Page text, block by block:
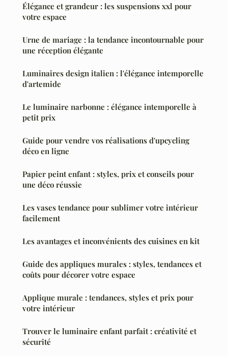
Élégance et grandeur : les suspensions xxl pour
votre espace
Urne de mariage : la tendance incontournable pour
une réception élégante
Luminaires design italien : l'élégance intemporelle
d'artemide
Le luminaire narbonne : élégance intemporelle à
petit prix
Guide pour vendre vos réalisations d'upcycling
déco en ligne
Papier peint enfant : styles, prix et conseils pour
une déco réussie
Les vases tendance pour sublimer votre intérieur
facilement
Les avantages et inconvénients des cuisines en kit
Guide des appliques murales : styles, tendances et
coûts pour décorer votre espace
Applique murale : tendances, styles et prix pour
votre intérieur
Trouver le luminaire enfant parfait : créativité et
sécurité